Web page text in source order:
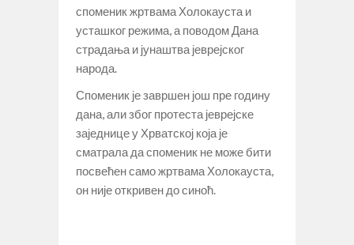
споменик жртвама Холокауста и
усташког режима, а поводом Дана
страдања и јунаштва јеврејског
народа.
Споменик је завршен још пре годину
дана, али због протеста јеврејске
заједнице у Хрватској која је
сматрала да споменик не може бити
посвећен само жртвама Холокауста,
он није откривен до синоћ.